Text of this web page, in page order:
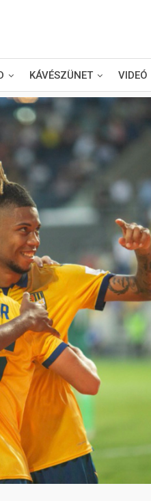
KÁVÉSZÜNET VIDEÓ